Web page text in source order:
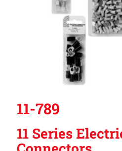
11-789
11 Series